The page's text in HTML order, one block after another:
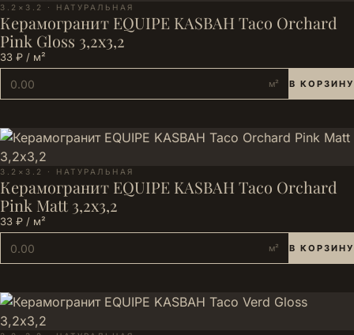
3.2×3.2 · НАТУРАЛЬНАЯ
Керамогранит EQUIPE KASBAH Taco Orchard
Pink Gloss 3,2х3,2
33 ₽ / м²
м² В КОРЗИНУ
3.2×3.2 · НАТУРАЛЬНАЯ
Керамогранит EQUIPE KASBAH Taco Orchard
Pink Matt 3,2х3,2
33 ₽ / м²
м² В КОРЗИНУ